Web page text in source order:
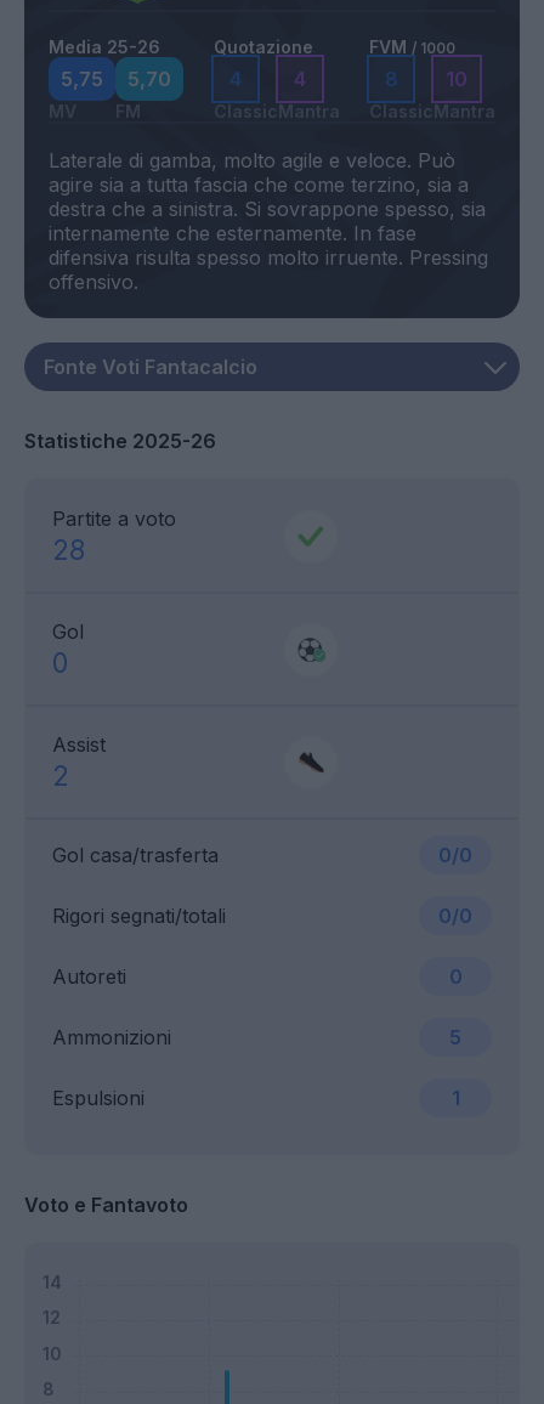
Media 25-26
5,75
MV
5,70
FM
Quotazione
4
Classic
4
Mantra
FVM / 1000
8
Classic
10
Mantra
Laterale di gamba, molto agile e veloce. Può
agire sia a tutta fascia che come terzino, sia a
destra che a sinistra. Si sovrappone spesso, sia
internamente che esternamente. In fase
difensiva risulta spesso molto irruente. Pressing
Statistiche 2025-26
Partite a voto
28
Gol
0
Assist
2
Gol casa/trasferta 0/0
Ammonizioni 5
Rigori segnati/totali 0/0
Espulsioni 1
Autoreti 0
Voto e Fantavoto